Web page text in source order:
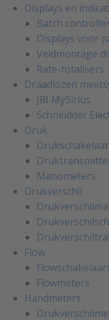
Displays en
Batch
Displays voor
Veldmontage
Rate-totalisers
Draadlozen
JRI MySirius
Schneidder
Druk
Manometers
Drukverschil
Flow
Flowmeters
Handmeters